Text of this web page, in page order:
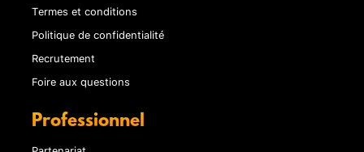
Termes et conditions
Politique de confidentialité
Recrutement
Foire aux questions
Professionnel